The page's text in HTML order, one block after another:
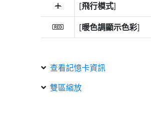
u [飛行模式]
v [暖色調顯示色彩]
查看記憶卡資訊
雙區縮放